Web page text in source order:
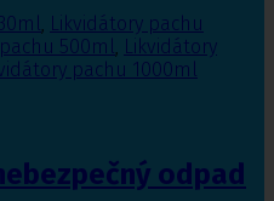
, Likvidátory pachu
500ml, Likvidátory
pachu 1000ml
odpad